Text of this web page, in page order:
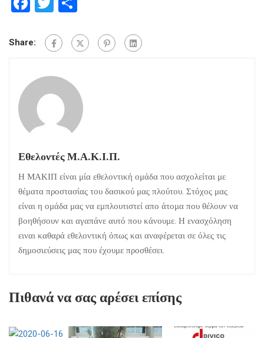
Share:
Εθελοντές Μ.Α.Κ.Ι.Π.
Η ΜΑΚΙΠ είναι μία εθελοντική ομάδα που ασχολείται με
θέματα προστασίας του δασικού μας πλούτου. Στόχος μας
είναι η ομάδα μας να εμπλουτιστεί απο άτομα που θέλουν να
βοηθήσουν και αγαπάνε αυτό που κάνουμε. Η ενασχόληση
ειναι καθαρά εθελοντική όπως και αναφέρεται σε όλες τις
δημοσιεύσεις μας που έχουμε προσθέσει.
Πιθανά να σας αρέσει επίσης